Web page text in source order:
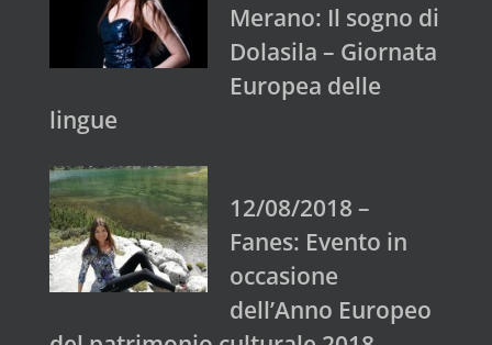
Merano: Il sogno di
Dolasila – Giornata
Europea delle
lingue
12/08/2018 –
Fanes: Evento in
occasione
dell’Anno Europeo